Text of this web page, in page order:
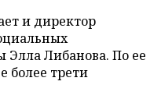
и директор
Либанова. По ее
более трети